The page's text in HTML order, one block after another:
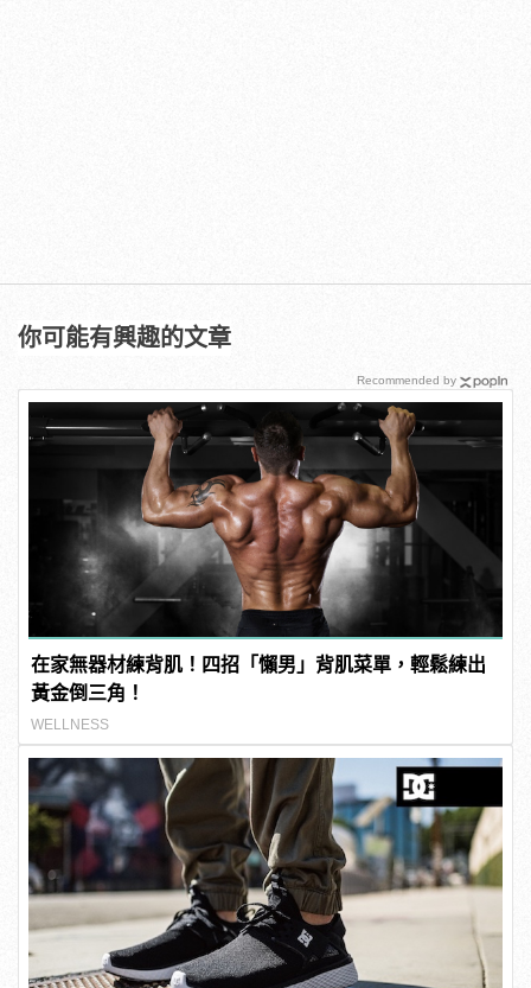
你可能有興趣的文章
在家無器材練背肌！四招「懶男」背肌菜單，輕鬆練出
黃金倒三角！
WELLNESS
Recommended by